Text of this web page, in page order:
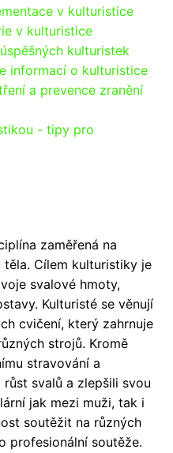
v kulturistice
v kulturistice
kulturistek
informací o kulturistice
a prevence zranění
- tipy pro
zaměřená na
Cílem kulturistiky je
svalové hmoty,
Kulturisté se věnují
cvičení, který zahrnuje
strojů. Kromě
stravování a
svalů a zlepšili svou
jak mezi muži, tak i
soutěžit na různých
profesionální soutěže.